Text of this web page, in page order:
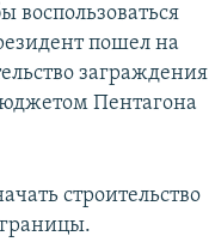
воспользоваться
пошел на
заграждения
Пентагона
строительство